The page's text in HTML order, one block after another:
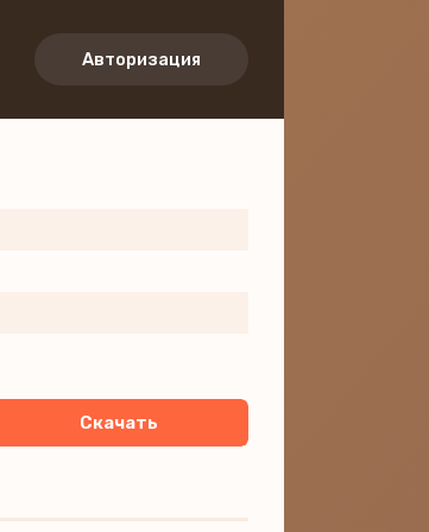
Авторизация
Скачать